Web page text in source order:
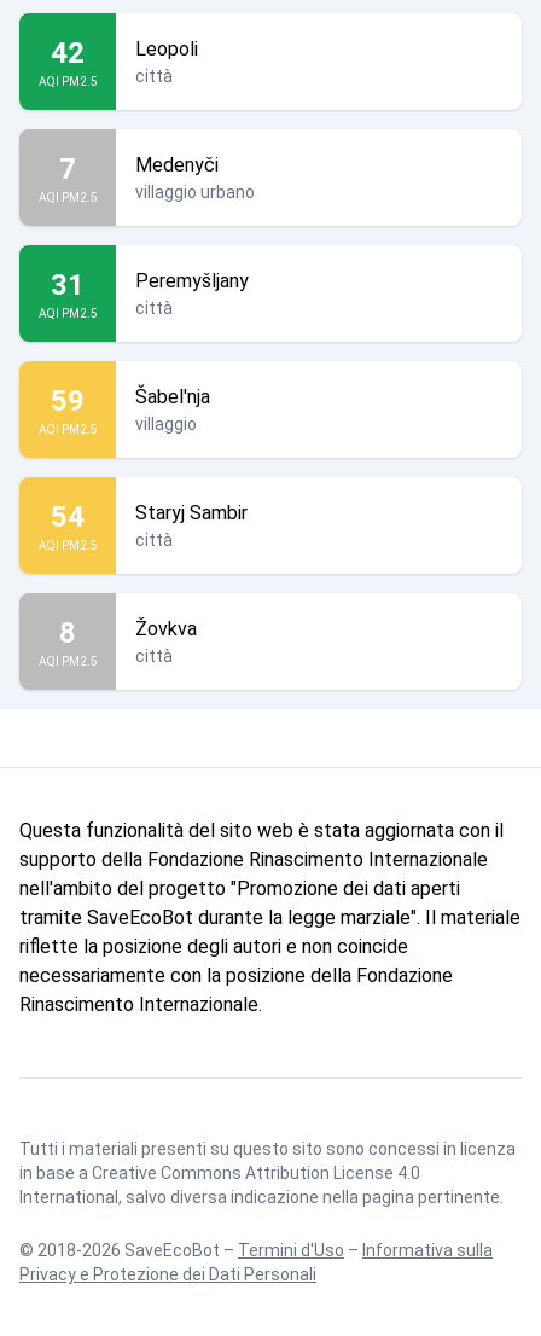
42
AQI PM2.5
Leopoli
città
7
AQI PM2.5
Medenyči
villaggio urbano
31
AQI PM2.5
Peremyšljany
città
59
AQI PM2.5
Šabel'nja
villaggio
54
AQI PM2.5
Staryj Sambir
città
8
AQI PM2.5
Žovkva
città
Questa funzionalità del sito web è stata aggiornata con il
supporto della Fondazione Rinascimento Internazionale
nell'ambito del progetto "Promozione dei dati aperti
tramite SaveEcoBot durante la legge marziale". Il materiale
riflette la posizione degli autori e non coincide
necessariamente con la posizione della Fondazione
Rinascimento Internazionale.
Tutti i materiali presenti su questo sito sono concessi in licenza
in base a Creative Commons Attribution License 4.0
International , salvo diversa indicazione nella pagina pertinente.
© 2018-2026 SaveEcoBot – Termini d'Uso – Informativa sulla
Privacy e Protezione dei Dati Personali